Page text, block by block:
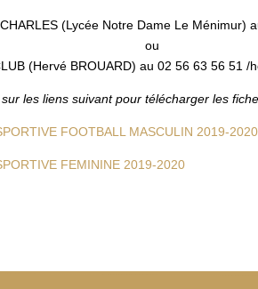
(Lycée Notre Dame Le Ménimur)
ou
(Hervé BROUARD) au 02 56 63 56 51
les liens suivant pour télécharger les
FOOTBALL MASCULIN 2019-2020
FEMININE 2019-2020